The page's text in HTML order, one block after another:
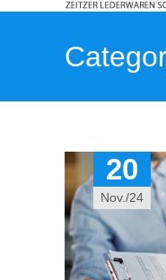
20
Nov./24